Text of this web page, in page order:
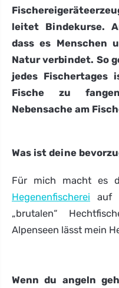
leitet Bindekurse.
dass es Menschen
Natur verbindet. So
jedes Fischertages
Fische zu
Nebensache am
Was ist deine
Für mich macht es
Hegenenfischerei auf
„brutalen“
Alpenseen lässt mein
Wenn du angeln